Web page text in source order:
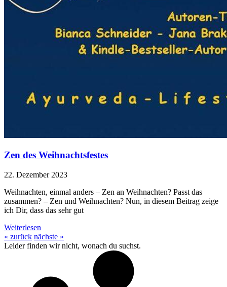
Zen des Weihnachtsfestes
22. Dezember 2023
Weihnachten, einmal anders – Zen an Weihnachten? Passt das
zusammen? – Zen und Weihnachten? Nun, in diesem Beitrag zeige
ich Dir, dass das sehr gut
Weiterlesen
« zurück nächste »
Leider finden wir nicht, wonach du suchst.